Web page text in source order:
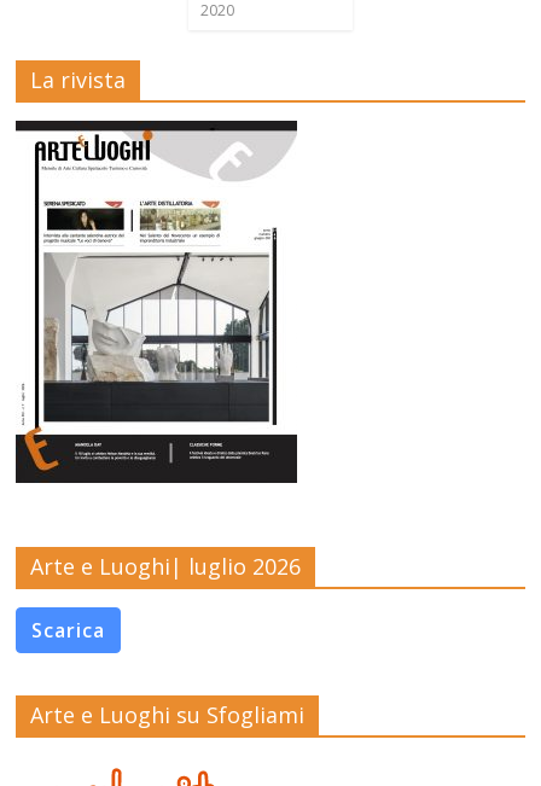
2020
La rivista
Arte e Luoghi| luglio 2026
Scarica
Arte e Luoghi su Sfogliami